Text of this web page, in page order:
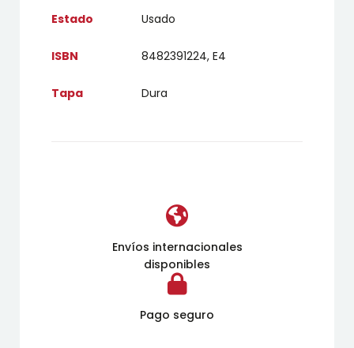
Estado Usado
ISBN 8482391224, E4
Tapa Dura
Envíos internacionales
disponibles
Pago seguro